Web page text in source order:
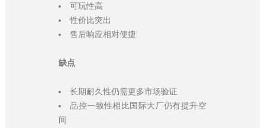
可玩性高
性价比突出
售后响应相对便捷
缺点
长期耐久性仍需更多市场验证
品控一致性相比国际大厂仍有提升空
间